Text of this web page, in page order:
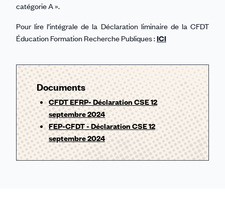
catégorie A ».
Pour lire l’intégrale de la Déclaration liminaire de la CFDT
Éducation Formation Recherche Publiques :ICI
Documents
CFDT EFRP- Déclaration CSE 12
septembre 2024
FEP-CFDT - Déclaration CSE 12
septembre 2024